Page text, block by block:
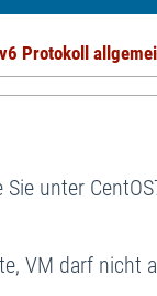
Protokoll
unter
VM darf nicht